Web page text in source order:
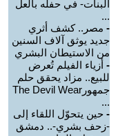
البنات- في حفله بالعل
...
- مصر.. كشف أثري
جديد يوثق آلاف السنين
من الاستيطان البشري
- أزياء الفيلم تُعرض
للبيع.. مزاد يحقق حلم
جمهورThe Devil Wear
...
- حين يتحوّل اللقاء إلى
-زحف بشري-.. دمشق